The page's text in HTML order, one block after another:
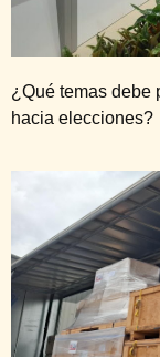
¿Qué temas debe
hacia elecciones?